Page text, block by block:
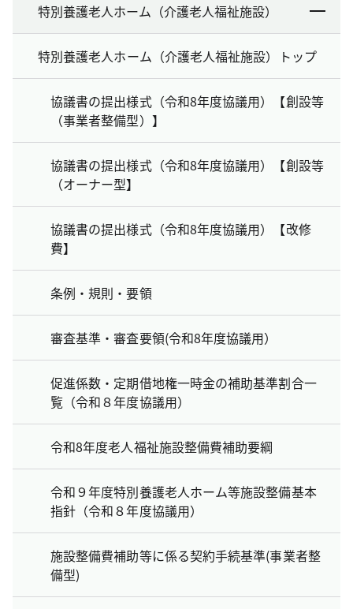
特別養護老人ホーム（介護老人福祉施設）
特別養護老人ホーム（介護老人福祉施設）トップ
協議書の提出様式（令和8年度協議用）【創設等
（事業者整備型）】
協議書の提出様式（令和8年度協議用）【創設等
（オーナー型】
協議書の提出様式（令和8年度協議用）【改修
費】
条例・規則・要領
審査基準・審査要領(令和8年度協議用）
促進係数・定期借地権一時金の補助基準割合一
覧（令和８年度協議用）
令和8年度老人福祉施設整備費補助要綱
令和９年度特別養護老人ホーム等施設整備基本
指針（令和８年度協議用）
施設整備費補助等に係る契約手続基準(事業者整
備型)